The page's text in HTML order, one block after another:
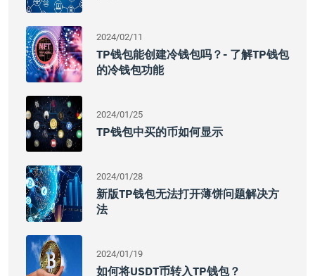
2024/02/11
TP钱包能创建冷钱包吗？- 了解TP钱包
的冷钱包功能
2024/01/25
TP钱包中买的币如何显示
2024/01/28
新版TP钱包无法打开薄饼问题解决方
法
2024/01/19
如何将USDT币转入TP钱包？